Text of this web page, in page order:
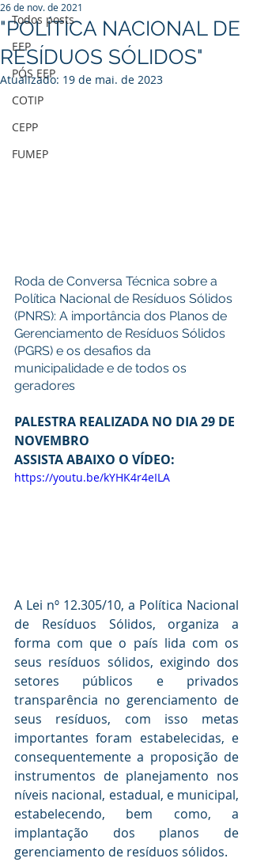
Todos posts
EEP
PÓS EEP
COTIP
CEPP
FUMEP
"POLÍTICA NACIONAL DE
RESÍDUOS SÓLIDOS"
26 de nov. de 2021
Atualizado: 19 de mai. de 2023
Roda de Conversa Técnica sobre a
Política Nacional de Resíduos Sólidos
(PNRS): A importância dos Planos de
Gerenciamento de Resíduos Sólidos
(PGRS) e os desafios da
municipalidade e de todos os
geradores
PALESTRA REALIZADA NO DIA 29 DE
NOVEMBRO
ASSISTA ABAIXO O VÍDEO:
https://youtu.be/kYHK4r4eILA
A Lei nº 12.305/10, a Política Nacional
de Resíduos Sólidos, organiza a
forma com que o país lida com os
seus resíduos sólidos, exigindo dos
setores públicos e privados
transparência no gerenciamento de
seus resíduos, com isso metas
importantes foram estabelecidas, e
consequentemente a proposição de
instrumentos de planejamento nos
níveis nacional, estadual, e municipal,
estabelecendo, bem como, a
implantação dos planos de
gerenciamento de resíduos sólidos.